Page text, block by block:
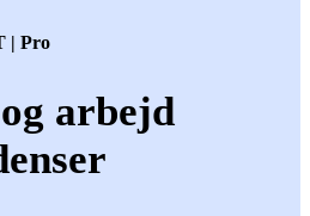
| Pro
arbejd